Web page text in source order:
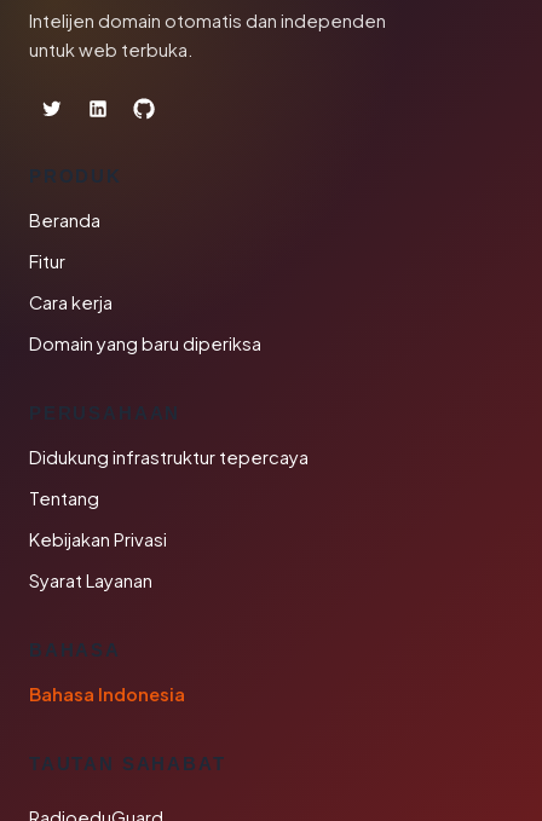
Intelijen domain otomatis dan independen
untuk web terbuka.
PRODUK
Beranda
Fitur
Cara kerja
Domain yang baru diperiksa
PERUSAHAAN
Didukung infrastruktur tepercaya
Tentang
Kebijakan Privasi
Syarat Layanan
BAHASA
Bahasa Indonesia
TAUTAN SAHABAT